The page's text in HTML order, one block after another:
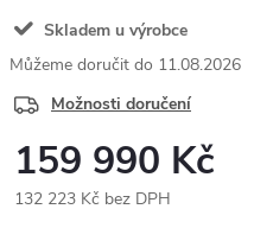
Skladem u výrobce
11.08.2026
Možnosti doručení
159 990 Kč
132 223 Kč bez DPH